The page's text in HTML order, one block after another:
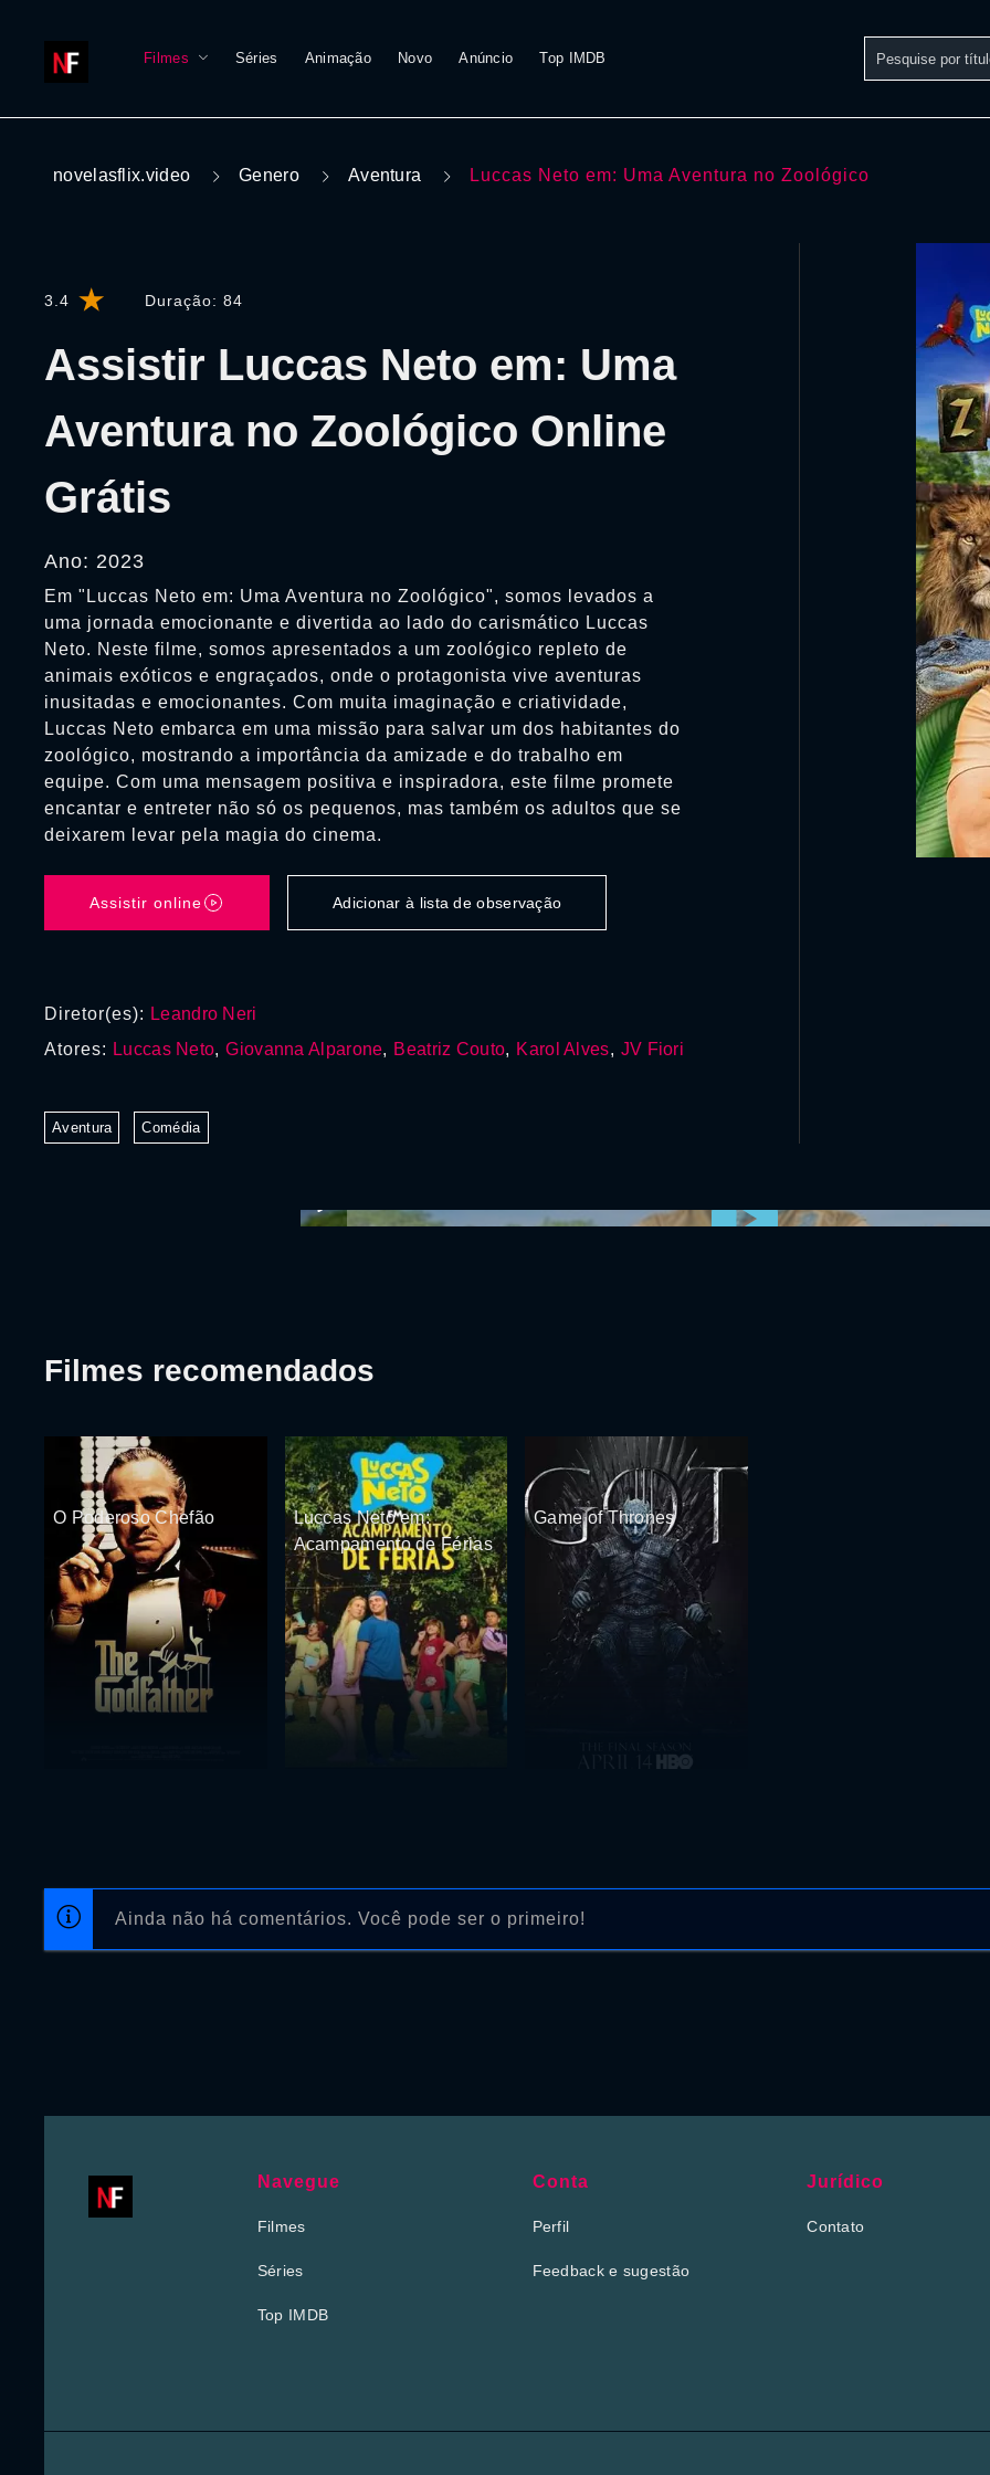
Filmes Séries Animação Novo Anúncio Top IMDB
novelasflix.video Genero Aventura Luccas Neto em: Uma Aventura no Zoológico
3.4 Duração: 84
Assistir Luccas Neto em: Uma
Aventura no Zoológico Online
Grátis
Ano: 2023
Em "Luccas Neto em: Uma Aventura no Zoológico", somos levados a
uma jornada emocionante e divertida ao lado do carismático Luccas
Neto. Neste filme, somos apresentados a um zoológico repleto de
animais exóticos e engraçados, onde o protagonista vive aventuras
inusitadas e emocionantes. Com muita imaginação e criatividade,
Luccas Neto embarca em uma missão para salvar um dos habitantes do
zoológico, mostrando a importância da amizade e do trabalho em
equipe. Com uma mensagem positiva e inspiradora, este filme promete
encantar e entreter não só os pequenos, mas também os adultos que se
deixarem levar pela magia do cinema.
Assistir online Adicionar à lista de observação
Diretor(es): Leandro Neri
Atores: Luccas Neto,Giovanna Alparone, Beatriz Couto, Karol Alves, JV Fiori
Aventura Comédia
Ainda não há comentários. Você pode ser o primeiro!
Filmes recomendados
O Poderoso Chefão
Luccas Neto em:
Acampamento de Férias
Game of Thrones
Navegue
Filmes
Séries
Top IMDB
Conta
Perfil
Feedback e sugestão
Jurídico
Contato